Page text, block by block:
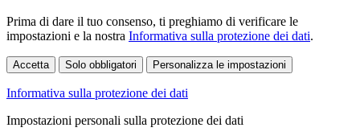
Prima di dare il tuo consenso, ti preghiamo di verificare le
impostazioni e la nostra Informativa sulla protezione dei dati.
Accetta Solo obbligatori Personalizza le impostazioni
Informativa sulla protezione dei dati
Impostazioni personali sulla protezione dei dati